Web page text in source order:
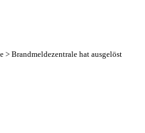
> Brandmeldezentrale hat ausgelöst